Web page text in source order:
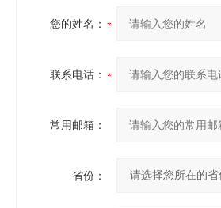
您的姓名：
联系电话：
常用邮箱：
省份：